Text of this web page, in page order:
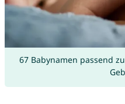
67 Babynamen passend